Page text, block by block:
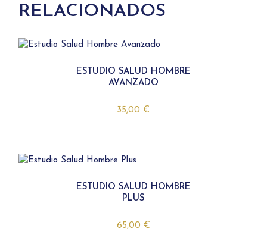
RELACIONADOS
ESTUDIO SALUD HOMBRE
AVANZADO
35,00 €
ESTUDIO SALUD HOMBRE
PLUS
65,00 €